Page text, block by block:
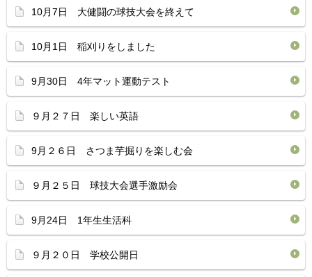
10月7日 大健闘の球技大会を終えて
10月1日 稲刈りをしました
9月30日 4年マット運動テスト
９月２７日 楽しい英語
9月２６日 さつま芋掘りを楽しむ会
９月２５日 球技大会選手激励会
9月24日 1年生生活科
９月２０日 学校公開日